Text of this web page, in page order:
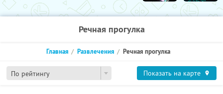
Речная прогулка
По рейтингу
Главная Развлечения Речная прогулка
Показать на карте